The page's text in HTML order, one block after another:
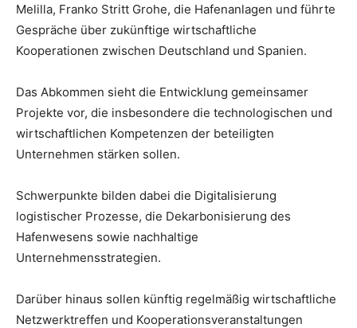
Melilla, Franko Stritt Grohe, die Hafenanlagen und führte
Gespräche über zukünftige wirtschaftliche
Kooperationen zwischen Deutschland und Spanien.
Das Abkommen sieht die Entwicklung gemeinsamer
Projekte vor, die insbesondere die technologischen und
wirtschaftlichen Kompetenzen der beteiligten
Unternehmen stärken sollen.
Schwerpunkte bilden dabei die Digitalisierung
logistischer Prozesse, die Dekarbonisierung des
Hafenwesens sowie nachhaltige
Unternehmensstrategien.
Darüber hinaus sollen künftig regelmäßig wirtschaftliche
Netzwerktreffen und Kooperationsveranstaltungen